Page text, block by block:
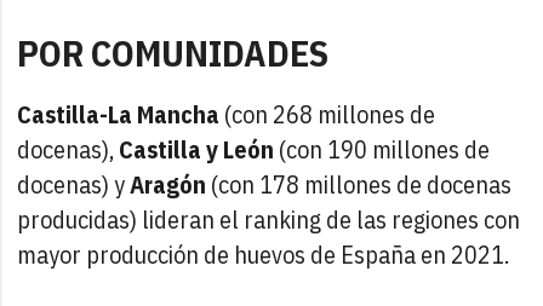
POR COMUNIDADES
Castilla-La Mancha (con 268 millones de
docenas),Castilla y León (con 190 millones de
docenas) yAragón (con 178 millones de docenas
producidas) lideran el ranking de las regiones con
mayor producción de huevos de España en 2021.